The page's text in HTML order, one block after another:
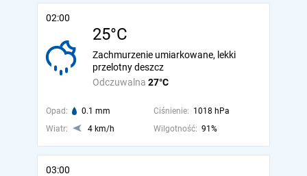
02:00
25°C
Odczuwalna 27°C
Zachmurzenie umiarkowane, lekki
przelotny deszcz
Opad: 0.1 mm Ciśnienie: 1018 hPa
Wiatr:
4 km/h Wilgotność: 91%
03:00